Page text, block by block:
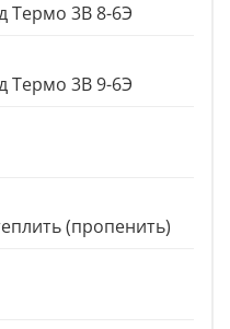
Термо 3В 8-6Э
Термо 3В 9-6Э
(пропенить)